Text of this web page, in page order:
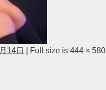
14日 Full size is 444 × 580